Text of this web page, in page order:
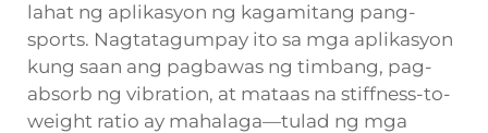
lahat ng aplikasyon ng kagamitang pang-
sports. Nagtatagumpay ito sa mga aplikasyon
kung saan ang pagbawas ng timbang, pag-
absorb ng vibration, at mataas na stiffness-to-
weight ratio ay mahalaga—tulad ng mga